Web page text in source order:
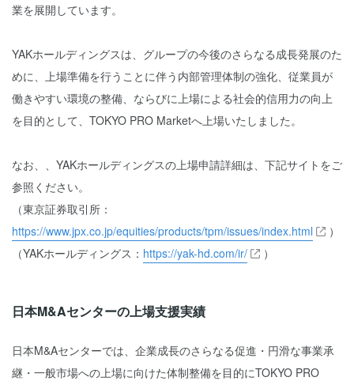
業を展開しています。
YAKホールディングスは、グループの今後のさらなる成長発展のた
めに、上場準備を行うことに伴う内部管理体制の強化、従業員が
働きやすい環境の整備、ならびに上場による社会的信用力の向上
を目的として、TOKYO PRO Marketへ上場いたしました。
なお、、YAKホールディングスの上場申請詳細は、下記サイトをご
参照ください。
（東京証券取引所：
https://www.jpx.co.jp/equities/products/tpm/issues/index.html
）
（YAKホールディングス： https://yak-hd.com/ir/ ）
日本M&Aセンターの上場支援実績
日本M&Aセンターでは、企業成長のさらなる促進・円滑な事業承
継・一般市場への上場に向けた体制整備を目的にTOKYO PRO